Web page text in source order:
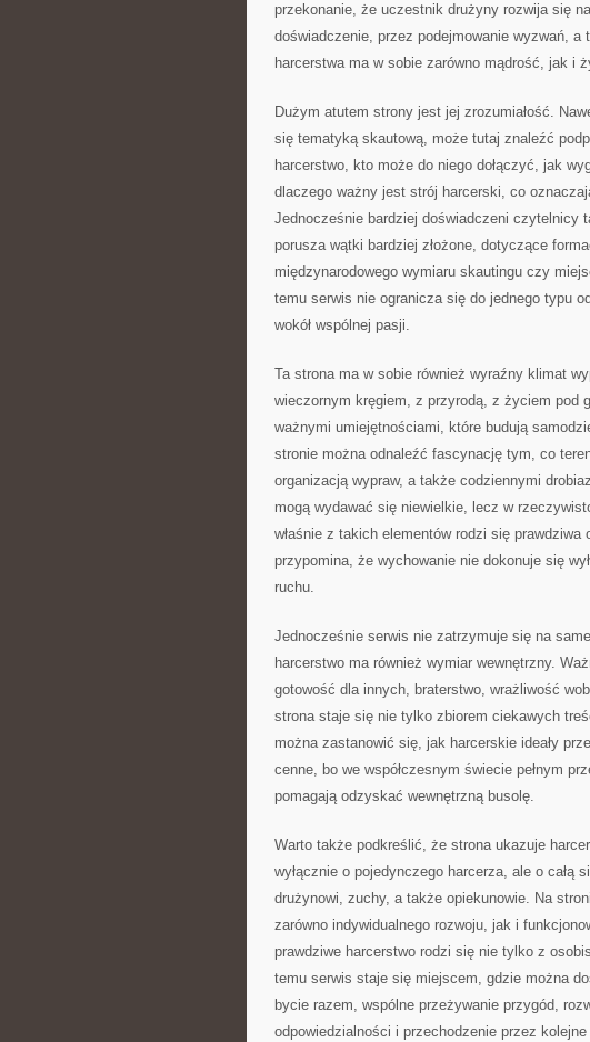
przekonanie, że uczestnik drużyny rozwija się
doświadczenie, przez podejmowanie wyzwań,
harcerstwa ma w sobie zarówno mądrość, jak i
Dużym atutem strony jest jej zrozumiałość.
się tematyką skautową, może tutaj znaleźć
harcerstwo, kto może do niego dołączyć, jak
dlaczego ważny jest strój harcerski, co
Jednocześnie bardziej doświadczeni czytelnicy
porusza wątki bardziej złożone, dotyczące
międzynarodowego wymiaru skautingu czy
temu serwis nie ogranicza się do jednego typu
wokół wspólnej pasji.
Ta strona ma w sobie również wyraźny klimat
wieczornym kręgiem, z przyrodą, z życiem pod
ważnymi umiejętnościami, które budują
stronie można odnaleźć fascynację tym, co
organizacją wypraw, a także codziennymi
mogą wydawać się niewielkie, lecz w
właśnie z takich elementów rodzi się
przypomina, że wychowanie nie dokonuje się
ruchu.
Jednocześnie serwis nie zatrzymuje się na
harcerstwo ma również wymiar wewnętrzny.
gotowość dla innych, braterstwo, wrażliwość
strona staje się nie tylko zbiorem ciekawych
można zastanowić się, jak harcerskie ideały
cenne, bo we współczesnym świecie pełnym
pomagają odzyskać wewnętrzną busolę.
Warto także podkreślić, że strona ukazuje
wyłącznie o pojedynczego harcerza, ale o całą
drużynowi, zuchy, a także opiekunowie. Na
zarówno indywidualnego rozwoju, jak i
prawdziwe harcerstwo rodzi się nie tylko z
temu serwis staje się miejscem, gdzie można
bycie razem, wspólne przeżywanie przygód,
odpowiedzialności i przechodzenie przez